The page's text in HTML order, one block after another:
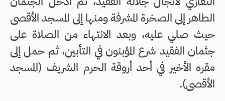
الطاهر إلى الصخرة المشرفة ومنها إلى المسجد الأقصى
حيث صلي عليه، وبعد الانتهاء من الصلاة على
جثمان الفقيد شرع المؤبنون في التأبين، ثم حمل إلى
مقره الأخير في أحد أروقة الحرم الشريف (المسجد
الأقصى).